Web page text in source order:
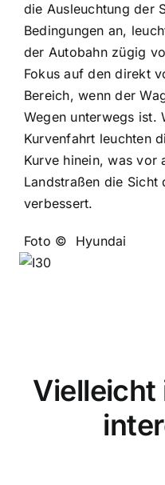
die Ausleuchtung der
Bedingungen an,
der Autobahn zügig
Fokus auf den direkt
Bereich, wenn der
Wegen unterwegs ist.
Kurvenfahrt leuchten
Kurve hinein, was vor
Landstraßen die Sicht
verbessert.
Foto © Hyundai
Vielleicht